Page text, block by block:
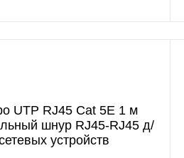
UTP RJ45 Cat 5E 1 м
шнур RJ45-RJ45 д/
устройств